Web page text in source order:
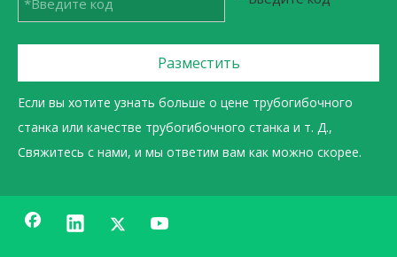
Разместить
Если вы хотите узнать больше о цене трубогибочного
станка или качестве трубогибочного станка и т. Д.,
Свяжитесь с нами, и мы ответим вам как можно скорее.